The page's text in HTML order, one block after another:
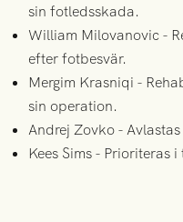
sin fotledsskada.
William Milovanovic -
efter fotbesvär.
Mergim Krasniqi -
sin operation.
Andrej Zovko -
Kees Sims - Prioriteras